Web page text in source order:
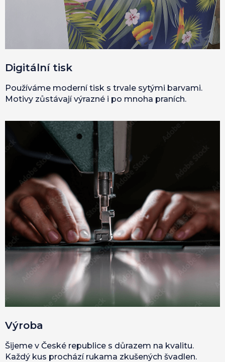
Digitální tisk
Používáme moderní tisk s trvale sytými barvami.
Motivy zůstávají výrazné i po mnoha praních.
Výroba
Šijeme v České republice s důrazem na kvalitu.
Každý kus prochází rukama zkušených švadlen.